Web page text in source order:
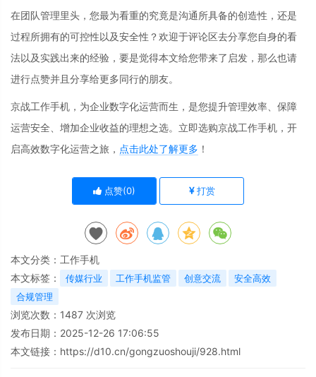
在团队管理里头，您最为看重的究竟是沟通所具备的创造性，还是
过程所拥有的可控性以及安全性？欢迎于评论区去分享您自身的看
法以及实践出来的经验，要是觉得本文给您带来了启发，那么也请
进行点赞并且分享给更多同行的朋友。
京战工作手机，为企业数字化运营而生，是您提升管理效率、保障
运营安全、增加企业收益的理想之选。立即选购京战工作手机，开
启高效数字化运营之旅， 点击此处了解更多 ！
点赞(0) 打赏
本文分类： 工作手机
本文标签：
传媒行业 工作手机监管 创意交流
安全高效
合规管理
浏览次数： 1487 次浏览
发布日期：2025-12-26 17:06:55
本文链接： https://d10.cn/gongzuoshouji/928.html